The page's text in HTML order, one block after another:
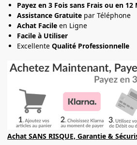
Payez en 3 Fois sans Frais ou en 12
Assistance Gratuite par Téléphone
Achat Facile en Ligne
Facile à Utiliser
Excellente Qualité Professionnelle
Achat SANS RISQUE, Garantie &